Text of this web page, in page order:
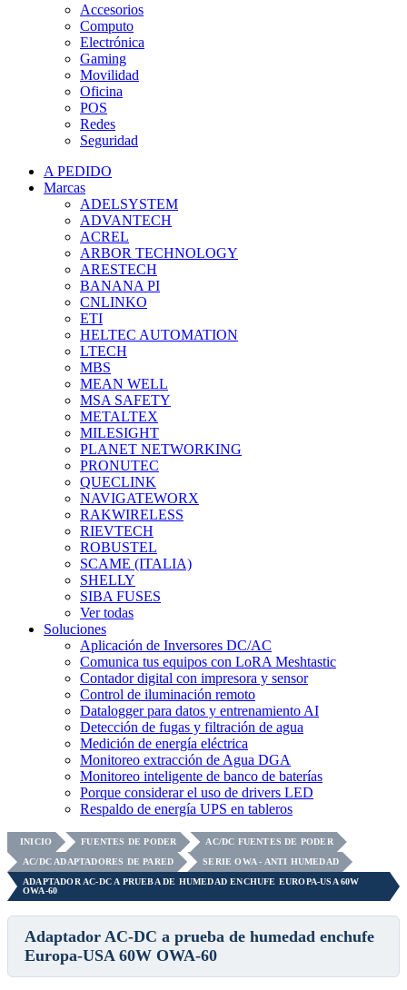
Accesorios
Computo
Electrónica
Gaming
Movilidad
Oficina
POS
Redes
Seguridad
A PEDIDO
Marcas
ADELSYSTEM
ADVANTECH
ACREL
ARBOR TECHNOLOGY
ARESTECH
BANANA PI
CNLINKO
ETI
HELTEC AUTOMATION
LTECH
MBS
MEAN WELL
MSA SAFETY
METALTEX
MILESIGHT
PLANET NETWORKING
PRONUTEC
QUECLINK
NAVIGATEWORX
RAKWIRELESS
RIEVTECH
ROBUSTEL
SCAME (ITALIA)
SHELLY
SIBA FUSES
Ver todas
Soluciones
Aplicación de Inversores DC/AC
Comunica tus equipos con LoRA Meshtastic
Contador digital con impresora y sensor
Control de iluminación remoto
Datalogger para datos y entrenamiento AI
Detección de fugas y filtración de agua
Medición de energía eléctrica
Monitoreo extracción de Agua DGA
Monitoreo inteligente de banco de baterías
Porque considerar el uso de drivers LED
Respaldo de energía UPS en tableros
INICIO FUENTES DE PODER
AC/DC FUENTES DE PODER
AC/DC ADAPTADORES DE PARED
SERIE OWA - ANTI HUMEDAD
ADAPTADOR AC-DC A PRUEBA DE HUMEDAD ENCHUFE EUROPA-USA 60W
OWA-60
Adaptador AC-DC a prueba de humedad enchufe
Europa-USA 60W OWA-60